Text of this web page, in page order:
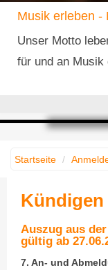
Musik erleben -
Unser Motto
für und an Musik
Startseite
Kündigen
Auszug aus
gültig ab
7. An- und